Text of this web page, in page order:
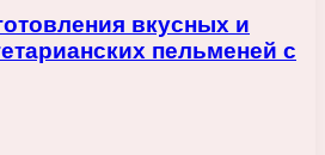
вкусных и
пельменей с